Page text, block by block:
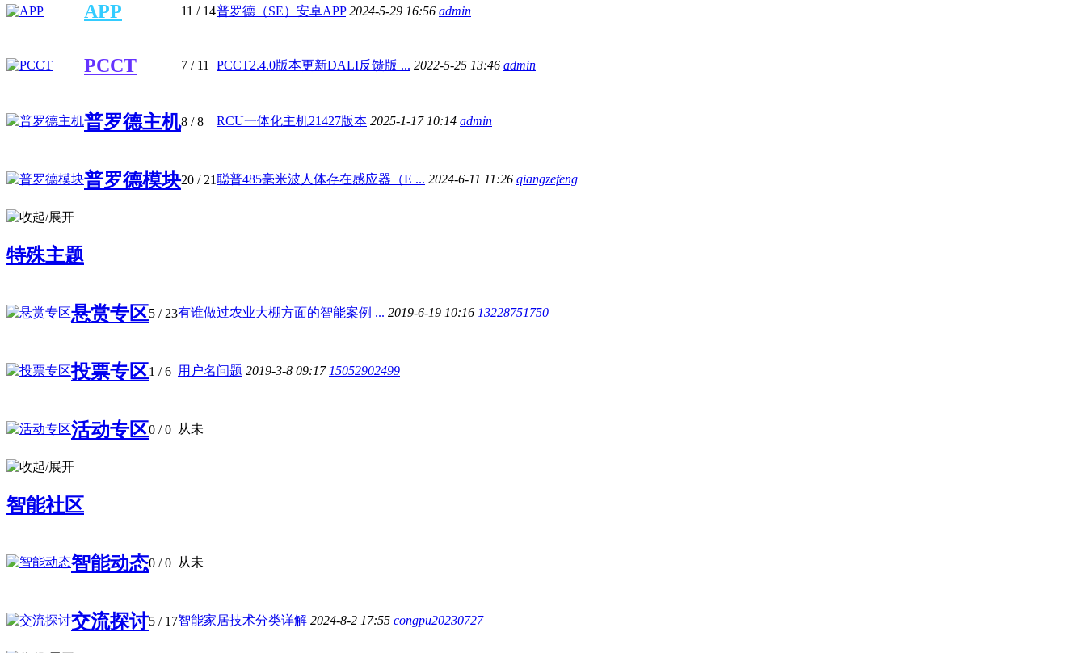
APP 11 / 14普罗德（SE）安卓APP 2024-5-29 16:56 admin
PCCT 7 / 11 PCCT2.4.0版本更新DALI反馈版 ... 2022-5-25 13:46 admin
普罗德主机8 / 8 RCU一体化主机21427版本 2025-1-17 10:14 admin
普罗德模块20 / 21聪普485毫米波人体存在感应器（E ... 2024-6-11 11:26 qiangzefeng
特殊主题
悬赏专区5 / 23有谁做过农业大棚方面的智能案例 ... 2019-6-19 10:16 13228751750
投票专区1 / 6 用户名问题 2019-3-8 09:17 15052902499
活动专区0 / 0 从未
智能社区
智能动态0 / 0 从未
交流探讨5 / 17智能家居技术分类详解 2024-8-2 17:55 congpu20230727